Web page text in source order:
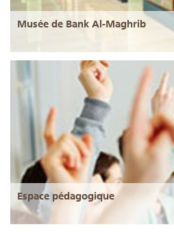
Musée de Bank Al-Maghrib
Espace pédagogique